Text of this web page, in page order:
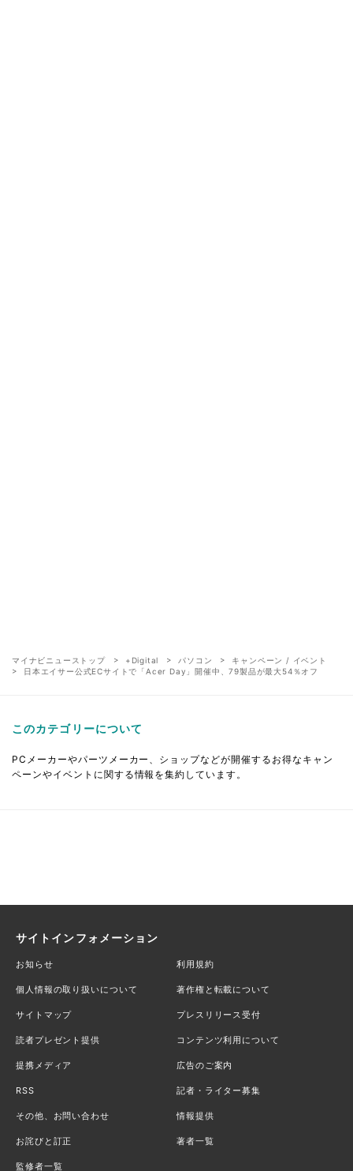
マイナビニューストップ +Digital パソコン
キャンペーン / イベント
日本エイサー公式ECサイトで「Acer Day」開催中、79製品が最大54％オフ
このカテゴリーについて
PCメーカーやパーツメーカー、ショップなどが開催するお得なキャン
ペーンやイベントに関する情報を集約しています。
サイトインフォメーション
お知らせ 利用規約
個人情報の取り扱いについて 著作権と転載について
サイトマップ プレスリリース受付
読者プレゼント提供 コンテンツ利用について
提携メディア 広告のご案内
RSS 記者・ライター募集
その他、お問い合わせ 情報提供
お詫びと訂正 著者一覧
監修者一覧